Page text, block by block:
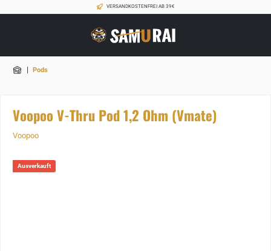
VERSANDKOSTENFREI AB 39€
| Pods
Voopoo V-Thru Pod 1,2 Ohm (Vmate)
Voopoo
Ausverkauft